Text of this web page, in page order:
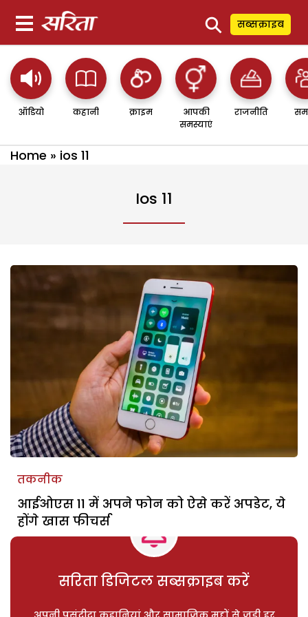
⚲ सब्सक्राइब
ऑडियो कहानी क्राइम
आपकी
समस्याएं
राजनीति
Home » ios 11
Ios 11
तकनीक
आईओएस 11 में अपने फोन को ऐसे करें अपडेट, ये
होंगे खास फीचर्स
सरिता डिजिटल सब्सक्राइब करें